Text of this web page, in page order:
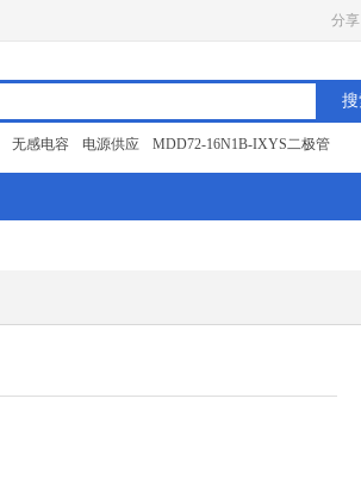
分享
无感电容 电源供应 MDD72-16N1B-IXYS二极管